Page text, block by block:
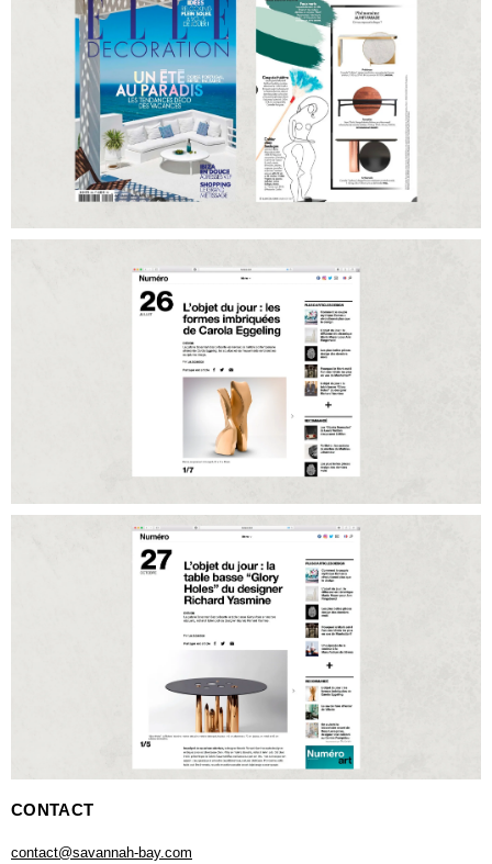
CONTACT
contact@savannah-bay.com